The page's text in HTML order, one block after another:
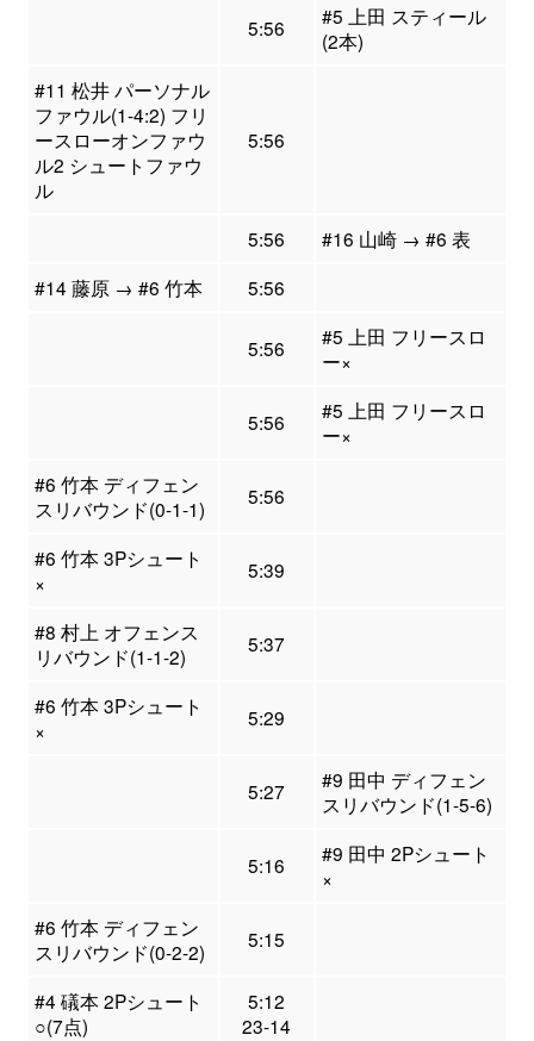
5:56
#5 上田 スティール
(2本)
#11 松井 パーソナル
ファウル(1-4:2) フリ
ースローオンファウ
ル2 シュートファウ
ル
5:56
5:56
#16 山崎 → #6 表
#14 藤原 → #6 竹本
5:56
5:56
#5 上田 フリースロ
ー×
5:56
#5 上田 フリースロ
ー×
#6 竹本 ディフェン
スリバウンド(0-1-1)
5:56
#6 竹本 3Pシュート
×
5:39
#8 村上 オフェンス
リバウンド(1-1-2)
5:37
#6 竹本 3Pシュート
×
5:29
5:27
#9 田中 ディフェン
スリバウンド(1-5-6)
5:16
#9 田中 2Pシュート
×
#6 竹本 ディフェン
スリバウンド(0-2-2)
5:15
#4 礒本 2Pシュート
○(7点)
5:12
23-14